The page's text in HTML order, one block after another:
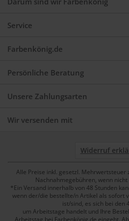
Service
Farbenkönig.de
Persönliche Beratung
Unsere Zahlungsarten
Wir versenden mit
Widerruf
Alle Preise inkl. gesetzl. Mehrwertsteuer
Nachnahmegebühren, wenn
*Ein Versand innerhalb von 48 Stunden
wenn der/die bestellte/n Artikel als sofort
ist/sind, es sich bei den
um Arbeitstage handelt und Ihre